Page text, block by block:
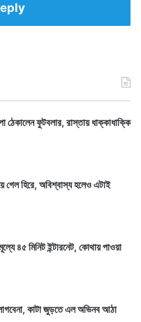
আচার্য শঙ্কর। মাত্র
উদ্দেশে যাত্রা করে
পাহাড় ও জঙ্গলে ঘেরা
দেবপ্রয়াগে।
শেষ করে পরম তৃপ্তিলাভ
ঠেকালেন ফুটবলার, রাস্তায় ধাক্কাধাক্কি
গেল হিরে, অবিশ্বাস্য হলেও এটাই
৪৫ মিনিট ইন্টারনেট, কোথায় পাওয়া
কাটা জুড়তে এল অভিনব আঠা